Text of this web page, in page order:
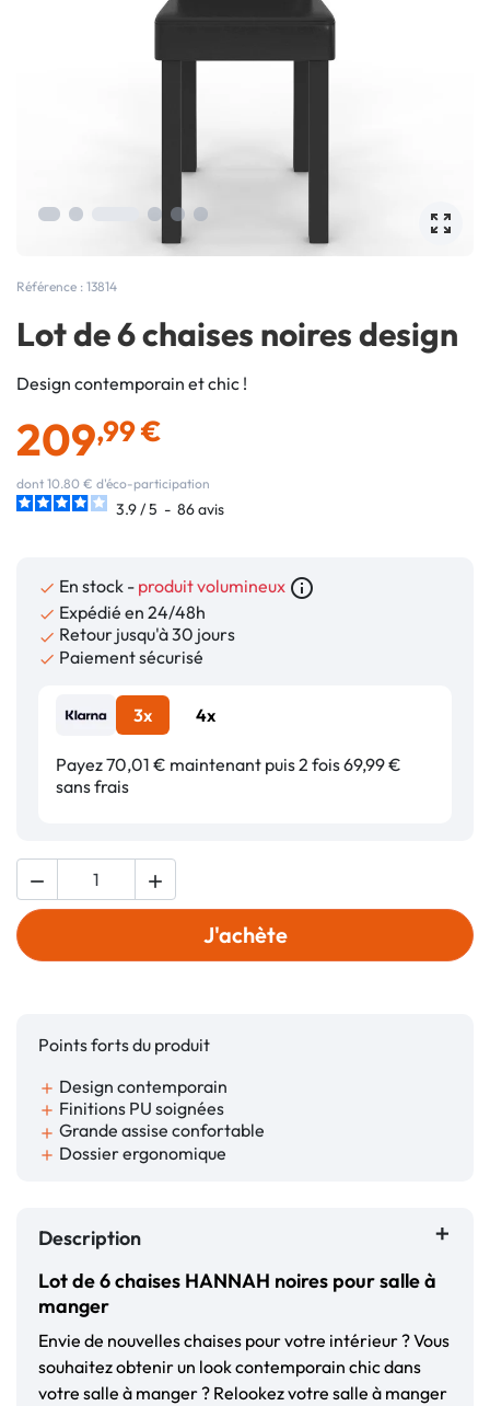
Référence : 13814
Lot de 6 chaises noires design
Design contemporain et chic !
209,99 €
dont 10.80 € d'éco-participation
3.9/5 - 86avis
 En stock - produit volumineux info_outline
 Expédié en 24/48h
 Retour jusqu'à 30 jours
 Paiement sécurisé
3x 4x
Payez 70,01 € maintenant puis 2 fois 69,99 €
sans frais
 
J'achète
Points forts du produit
add Design contemporain
add Finitions PU soignées
add Grande assise confortable
add Dossier ergonomique
Description
Lot de 6 chaises HANNAH noires pour salle à
manger
Envie de nouvelles chaises pour votre intérieur ? Vous
souhaitez obtenir un look contemporain chic dans
votre salle à manger ? Relookez votre salle à manger